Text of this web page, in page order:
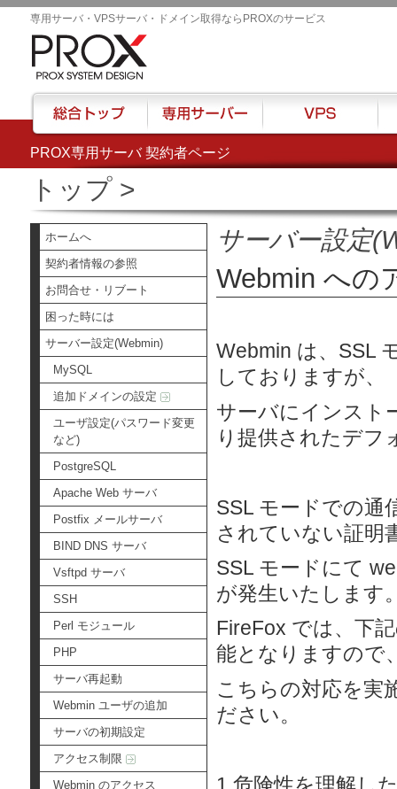
PROX専用サーバ 契約者ページ
専用サーバ・VPSサーバ・ドメイン取得ならPROXのサービス
トップ>
ホームへ
契約者情報の参照
お問合せ・リブート
困った時には
サーバー設定(Webmin)
MySQL
追加ドメインの設定
ユーザ設定(パスワード変更
など)
PostgreSQL
Apache Web サーバ
Postfix メールサーバ
BIND DNS サーバ
Vsftpd サーバ
SSH
Perl モジュール
PHP
サーバ再起動
Webmin ユーザの追加
サーバの初期設定
アクセス制限
Webmin のアクセス
サーバー設定
Webmin への
Webmin は、SSL
しておりますが、
サーバにインスト
り提供されたデフ
SSL モードでの通
されていない証明
SSL モードにて
が発生いたします
FireFox では、下
能となりますので
こちらの対応を実
ださい。
1.危険性を理解し
総合トップ 専用サーバー VPS ハ